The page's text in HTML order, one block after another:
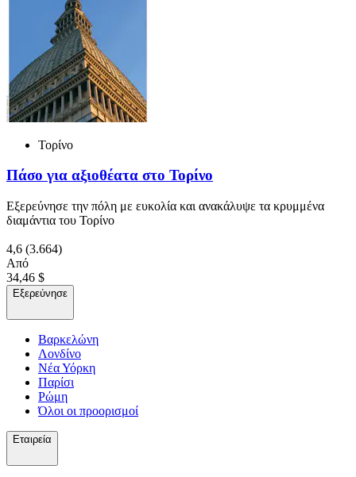
Τορίνο
Πάσο για αξιοθέατα στο Τορίνο
Εξερεύνησε την πόλη με ευκολία και ανακάλυψε τα κρυμμένα
διαμάντια του Τορίνο
4,6 (3.664)
Από
34,46 $
Εξερεύνησε
Βαρκελώνη
Λονδίνο
Νέα Υόρκη
Παρίσι
Ρώμη
Όλοι οι προορισμοί
Εταιρεία